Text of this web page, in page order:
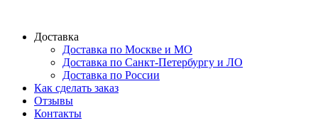
Доставка
Доставка по Москве и МО
Доставка по Санкт-Петербургу и ЛО
Доставка по России
Как сделать заказ
Отзывы
Контакты